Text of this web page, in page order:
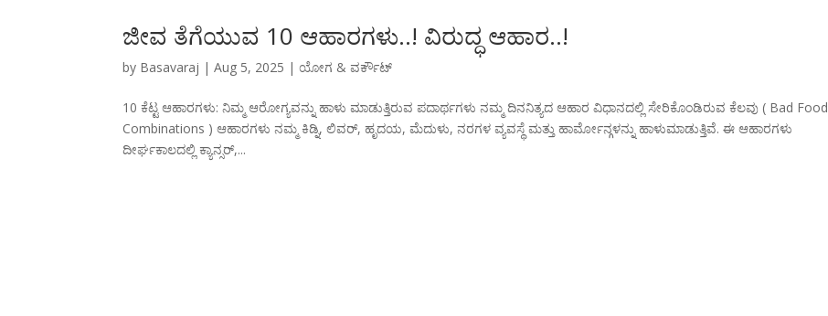
ಜೀವ ತೆಗೆಯುವ 10 ಆಹಾರಗಳು..! ವಿರುದ್ಧ ಆಹಾರ..!
by Basavaraj |Aug 5, 2025 |ಯೋಗ & ವರ್ಕೌಟ್
10 ಕೆಟ್ಟ ಆಹಾರಗಳು: ನಿಮ್ಮ ಆರೋಗ್ಯವನ್ನು ಹಾಳು ಮಾಡುತ್ತಿರುವ ಪದಾರ್ಥಗಳು ನಮ್ಮ ದಿನನಿತ್ಯದ ಆಹಾರ ವಿಧಾನದಲ್ಲಿ ಸೇರಿಕೊಂಡಿರುವ ಕೆಲವು ( Bad Food
Combinations ) ಆಹಾರಗಳು ನಮ್ಮ ಕಿಡ್ನಿ, ಲಿವರ್, ಹೃದಯ, ಮೆದುಳು, ನರಗಳ ವ್ಯವಸ್ಥೆ ಮತ್ತು ಹಾರ್ಮೋನ್ಗಳನ್ನು ಹಾಳುಮಾಡುತ್ತಿವೆ. ಈ ಆಹಾರಗಳು
ದೀರ್ಘಕಾಲದಲ್ಲಿ ಕ್ಯಾನ್ಸರ್,...